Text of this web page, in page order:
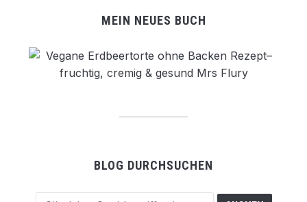
MEIN NEUES BUCH
BLOG DURCHSUCHEN